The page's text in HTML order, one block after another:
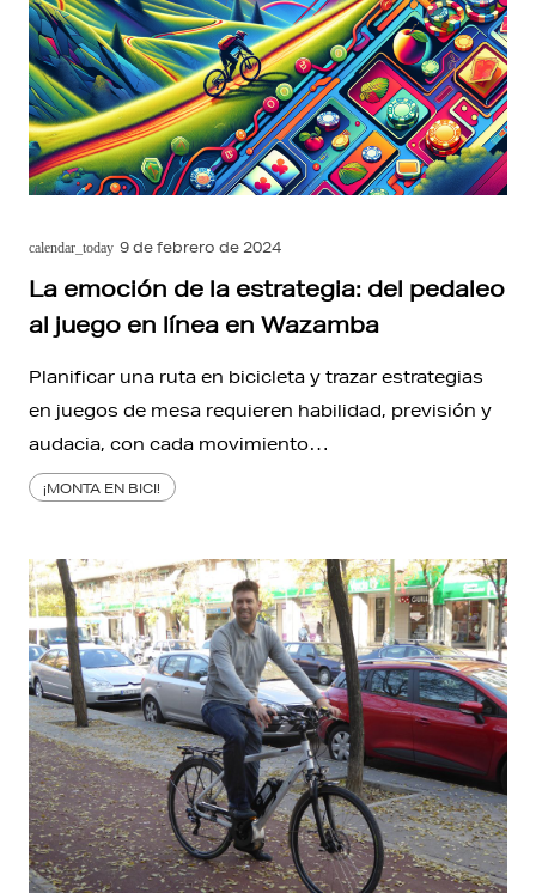
calendar_today 9 de febrero de 2024
La emoción de la estrategia: del pedaleo
al juego en línea en Wazamba
Planificar una ruta en bicicleta y trazar estrategias
en juegos de mesa requieren habilidad, previsión y
audacia, con cada movimiento…
¡MONTA EN BICI!